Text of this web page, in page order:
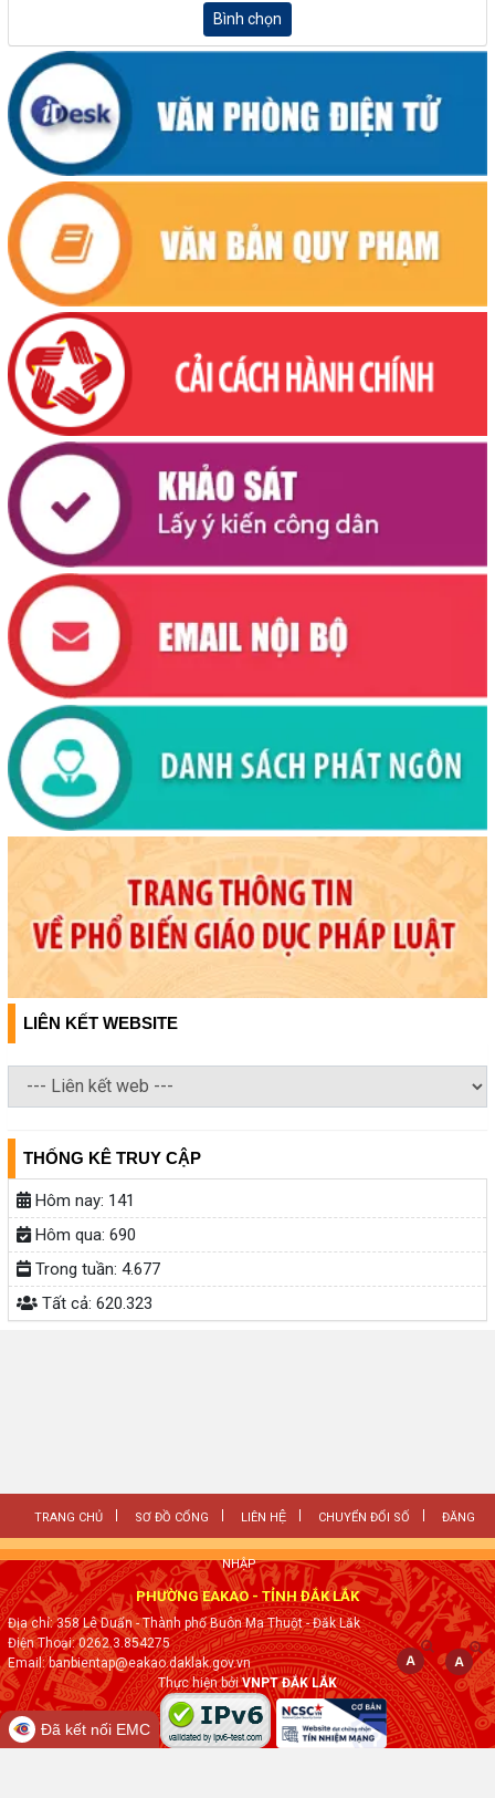
Bình chọn
LIÊN KẾT WEBSITE
THỐNG KÊ TRUY CẬP
Hôm nay: 141
Hôm qua: 690
Trong tuần: 4.677
Tất cả: 620.323
TRANG CHỦ SƠ ĐỒ CỔNG LIÊN HỆ CHUYỂN ĐỔI SỐ ĐĂNG
NHẬP
PHƯỜNG EAKAO - TỈNH ĐẮK LẮK
Địa chỉ: 358 Lê Duẩn - Thành phố Buôn Ma Thuột - Đăk Lăk
Điện Thoại: 0262.3.854275
Email: banbientap@eakao.daklak.gov.vn
Thực hiện bởiVNPT ĐẮK LẮK
Đã kết nối EMC